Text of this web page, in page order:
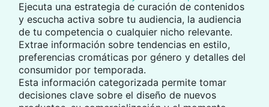
Ejecuta una estrategia de curación de contenidos
y escucha activa sobre tu audiencia, la audiencia
de tu competencia o cualquier nicho relevante.
Extrae información sobre tendencias en estilo,
preferencias cromáticas por género y detalles del
consumidor por temporada.
Esta información categorizada permite tomar
decisiones clave sobre el diseño de nuevos